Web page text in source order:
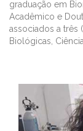
graduação em
Acadêmico e
associados a três
Biológicas,